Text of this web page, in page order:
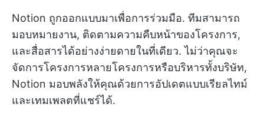
Notion ถูกออกแบบมาเพื่อการร่วมมือ. ทีมสามารถ
มอบหมายงาน, ติดตามความคืบหน้าของโครงการ,
และสื่อสารได้อย่างง่ายดายในที่เดียว. ไม่ว่าคุณจะ
จัดการโครงการหลายโครงการหรือบริหารทั้งบริษัท,
Notion มอบพลังให้คุณด้วยการอัปเดตแบบเรียลไทม์
และเทมเพลตที่แชร์ได้.